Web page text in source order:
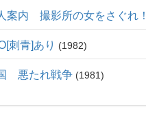
案内 撮影所の女をさぐれ！
刺青]あり 1982
悪たれ戦争 1981